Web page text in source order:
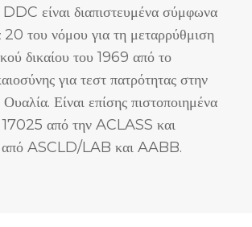
είναι διαπιστευμένα σύμφωνα
20 του νόμου για τη μεταρρύθμιση
δικαίου του 1969 από το
για τεστ πατρότητας στην
Είναι επίσης πιστοποιημένα
από την ACLASS και
από ASCLD/LAB και AABB.